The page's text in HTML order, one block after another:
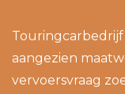
aangezien
vervoersvraag